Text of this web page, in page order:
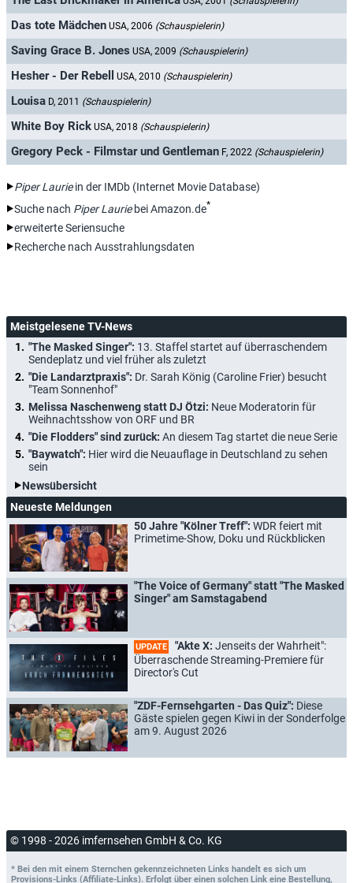
Das tote Mädchen USA, 2006 (Schauspielerin)
Saving Grace B. Jones USA, 2009 (Schauspielerin)
Hesher - Der Rebell USA, 2010 (Schauspielerin)
Louisa D, 2011 (Schauspielerin)
White Boy Rick USA, 2018 (Schauspielerin)
Gregory Peck - Filmstar und Gentleman F, 2022 (Schauspielerin)
Piper Lauriein der IMDb (Internet Movie Database)
Suche nach Piper Lauriebei Amazon.de*
erweiterte Seriensuche
Recherche nach Ausstrahlungsdaten
Meistgelesene TV-News
"The Masked Singer": 13. Staffel startet auf überraschendem
Sendeplatz und viel früher als zuletzt
"Die Landarztpraxis": Dr. Sarah König (Caroline Frier) besucht
"Team Sonnenhof"
Melissa Naschenweng statt DJ Ötzi: Neue Moderatorin für
Weihnachtsshow von ORF und BR
"Die Flodders" sind zurück: An diesem Tag startet die neue Serie
"Baywatch": Hier wird die Neuauflage in Deutschland zu sehen
sein
Newsübersicht
Neueste Meldungen
50 Jahre "Kölner Treff": WDR feiert mit
Primetime-Show, Doku und Rückblicken
"The Voice of Germany" statt "The Masked
Singer" am Samstagabend
UPDATE "Akte X: Jenseits der Wahrheit":
Überraschende Streaming-Premiere für
Director's Cut
"ZDF-Fernsehgarten - Das Quiz": Diese
Gäste spielen gegen Kiwi in der Sonderfolge
am 9. August 2026
© 1998 - 2026 imfernsehen GmbH & Co. KG
* Bei den mit einem Sternchen gekennzeichneten Links handelt es sich um
Provisions-Links (Affiliate-Links). Erfolgt über einen solchen Link eine Bestellung,